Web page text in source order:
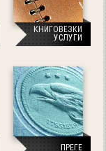
КНИГОВЕЗКИ
УСЛУГИ
ПРЕГЕ